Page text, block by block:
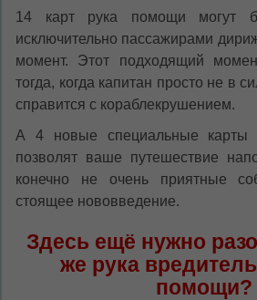
14 карт рука помощи могут
исключительно пассажирами
момент. Этот подходящий
тогда, когда капитан просто не в
справится с кораблекрушением.
А 4 новые специальные карты
позволят ваше путешествие
конечно не очень приятные
стоящее нововведение.
Здесь ещё нужно
же рука
помощи?